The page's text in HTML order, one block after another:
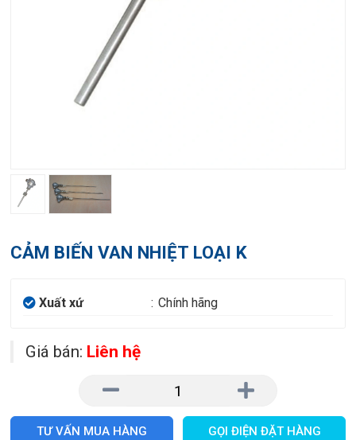
CẢM BIẾN VAN NHIỆT LOẠI K
Xuất xứ : Chính hãng
Giá bán: Liên hệ
TƯ VẤN MUA HÀNG GỌI ĐIỆN ĐẶT HÀNG